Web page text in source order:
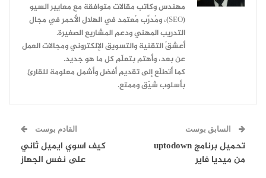
مهندس وكاتب مقالات متوافقة مع معايير السيو
(SEO)، ومُدرِّب مُعتمد في الهلال الأحمر في مجال
التدريب المهني ودعم المشاريع الصغيرة.
أعشقُ التقنية والتسويق الإلكتروني ومجالات العمل
عن بعد، وأهتم بتعلّم كل ما هو جديد.
كما أتطلّع إلى تقديم أفضل وأشمل معلومة للقارئ
بأسلوب شيّق وممتع.
السابق بوست
تحميل برنامج uptodown
من ميديا فاير
القادم بوست
كيف اسوي ايميل ثاني
على نفس الجهاز